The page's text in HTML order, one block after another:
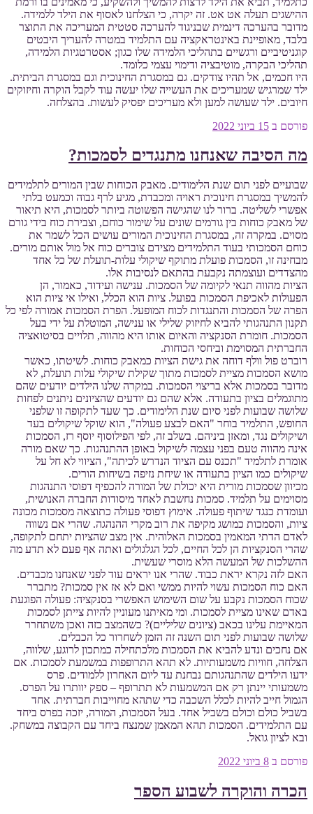
ההישגים תעלה אט אט. זה יקרה, כי הצלחנו לאסוף את הילד ללמידה.
מדובר בהערכה דינמית שבניגוד להערכה סטטית המעריכה את התוצר
בלבד, מאופיינת באינטראקציה עם התלמיד במטרה להעריך היבטים
קוגניטיביים ורגשיים בתהליכי הלמידה שלו כגון; אסטרטגיות הלמידה,
תהליכי הבקרה, מוטיבציה ודימוי עצמי כלומד.
היו חכמים, אל תהיו צודקים. גם במסגרת החינוכית וגם במסגרת הביתית.
ילד שמרגיש שמעריכים את העשייה שלו יעשה עוד לקבל הוקרה וחיזוקים
חיובים. ילד שעושה למען ולא מעריכים יפסיק לעשות. בהצלחה.
פורסם ב 15 ביוני 2022
מה הסיבה שאנחנו מתנגדים לסמכות?
שבועיים לפני תום שנת הלימודים. מאבק הכוחות שבין המורים לתלמידים
להמשיך במסגרת חינוכית ראויה ומכבדת, מגיע לרף גבוה וכמעט בלתי
אפשרי לשליטה. ברור לנו שהגישה הפשוטה ביותר לסמכות, היא תיאור
של מאבק כוחות בין גורמים שונים על שימור כוחם, וצבירת כוח בידי גורם
מסוים. במקרה זה, במסגרת החינוכית המורים עושים הכל לשמר את
כוחם הסמכותי בעוד התלמידים מצידם צוברים כוח אל מול אותם מורים.
מבחינה זו, הסמכות פועלת מתוקף שיקולי עלות-תועלת של כל אחד
מהצדדים ועוצמתה נקבעת בהתאם לנסיבות אלו.
הציות מהווה תנאי לקיומה של הסמכות. ענישה ועידוד, כאמור, הן
הפעולות לאכיפת הסמכות בפועל. ציות הוא הכלל, ואילו אי ציות הוא
הפרה של הסמכות והתנגדות לכוח המופעל. הפרת הסמכות אמורה לפי כל
תקנון התנהגותי להביא לחיזוק שלילי או ענישה, המוטלת על ידי בעל
הסמכות. חומרת הסנקציה והאיום אותו היא מהווה, תלויים בסיטואציה
החברתית המסוימת וביחסי הכוחות.
רוברט פול וולף דוחה את גישת הציות כמאבק כוחות. לשיטתו, כאשר
מושא הסמכות מציית לסמכות מתוך שקילת שיקולי עלות תועלת, לא
מדובר בסמכות אלא בריצוי הסמכות. במקרה שלנו הילדים יודעים שהם
מתוגמלים בציון בתעודה. אלא שהם גם יודעים שהציונים ניתנים לפחות
שלושה שבועות לפני סיום שנת הלימודים. כך שעד לתקופה זו שלפני
החופש, התלמיד בוחר "האם לבצע פעולה", הוא שוקל שיקולים בעד
ושיקולים נגד, ומאזן ביניהם. בשלב זה, לפי הפילוסוף יוסף רז, הסמכות
אינה מהווה טעם בפני עצמה לשיקול באופן ההתנהגות. כך שאם מורה
אומרת לתלמיד "תכנס עם הציוד הנדרש לכיתה", הציווי לא חל על
שיקולים כמו הציון בתעודה או שיחת נזיפה בשיחות הורים.
מכיוון שסמכות מורית היא יכולת של המורה להכפיף דפוסי התנהגות
מסוימים על תלמיד. סמכות נחשבת לאחד מיסודות החברה האנושית,
ועומדת כנגד שיתוף פעולה. אימוץ דפוסי פעולה כתוצאה מסמכות מכונה
ציות, והסמכות כמושג מקיפה את רוב מקרי ההנהגה. שהרי אם נשווה
לאדם הדתי המאמין בסמכות האלוהית. אין מצב שהציות יתחם לתקופה,
שהרי הסנקציות הן לכל החיים, לכל הגלגולים ואתה אף פעם לא תדע מה
ההשלכות של המעשה הלא מוסרי שעשית.
האם לזה נקרא יראת כבוד. שהרי אנו יראים עוד לפני שאנחנו מכבדים.
האם כוח הסמכות עשוי להיות ממשי ואם לא אז אין סמכות? מתברר
שכוח הסמכות נקבע על שום השימוש האפשרי בסנקציה: פעולה הפוגעת
באדם שאינו מציית לסמכות. ומי מאיתנו מעוניין להיות צייתן לסמכות
המאיימת עלינו בכאב (ציונים שליליים)? כשהמצב כזה ואכן משתחרר
שלושה שבועות לפני תום השנה זה הזמן לשחרור כל הכבלים.
אם נחכים ונדע להביא את הסמכות מלכתחילה כמתכון לרוגע, שלווה,
הצלחה, חוויות משמעותיות. לא תהא התרופפות במשמעת לסמכות. אם
ידעו הילדים שהתנהגותם נבחנת עד ליום האחרון ללמודים. פרס
משמעותי יינתן רק אם המשמעות לא תתרופף – ספק יוותרו על הפרס.
הגמול חייב להיות לכלל השכבה כדי שתהא מחוייבות חברתית. אחד
בשביל כולם וכולם בשביל אחד. בעל הסמכות, המורה, יזכה בפרס ביחד
עם התלמידים. הסמכות תהא המאמן שמנצח ביחד עם הקבוצה במשחק.
ובא לציון גואל.
פורסם ב 8 ביוני 2022
הכרה והוקרה לשבוע הספר